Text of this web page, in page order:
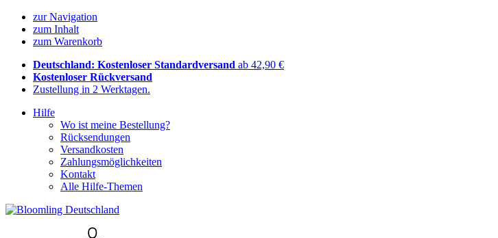
zur Navigation
zum Inhalt
zum Warenkorb
Deutschland: Kostenloser Standardversand ab 42,90 €
Kostenloser Rückversand
Zustellung in 2 Werktagen.
Hilfe
Wo ist meine Bestellung?
Rücksendungen
Versandkosten
Zahlungsmöglichkeiten
Kontakt
Alle Hilfe-Themen